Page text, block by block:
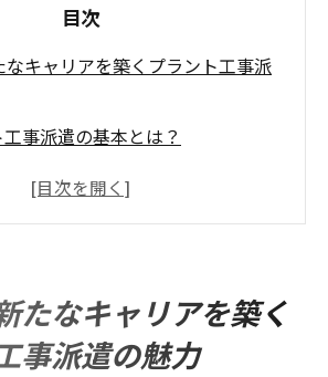
目次
キャリアを築くプラント工事派
事派遣の基本とは？
提供する多様な職場環境
事派遣の安全性とサポート体制
で未来を開く福岡県での派遣の可
たなキャリアを築く
事派遣の魅力